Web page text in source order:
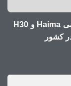
پلاریس پارت ارائه دهنده لوازم یدکی تخصصی Haima و H30